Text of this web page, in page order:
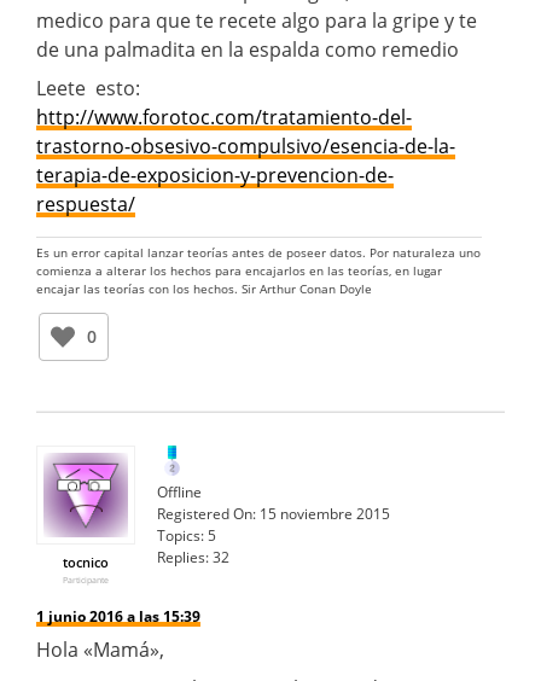
medico para que te recete algo para la gripe y te
de una palmadita en la espalda como remedio
Leete esto:
http://www.forotoc.com/tratamiento-del-
trastorno-obsesivo-compulsivo/esencia-de-la-
terapia-de-exposicion-y-prevencion-de-
respuesta/
Es un error capital lanzar teorías antes de poseer datos. Por naturaleza uno
comienza a alterar los hechos para encajarlos en las teorías, en lugar
encajar las teorías con los hechos. Sir Arthur Conan Doyle
0
tocnico
Participante
Offline
Registered On: 15 noviembre 2015
Topics:5
Replies:32
1 junio 2016 a las 15:39
Hola «Mamá»,